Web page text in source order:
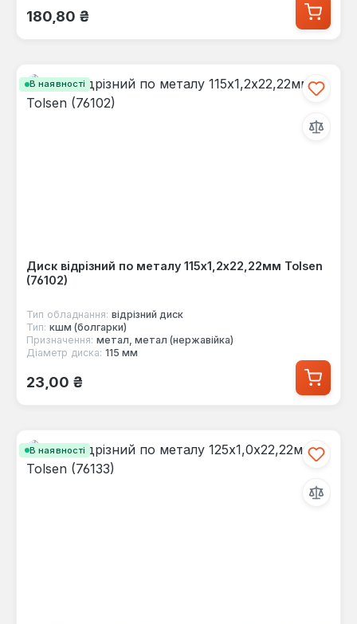
Звичайна ціна:
180,80 ₴
В наявності
Диск відрізний по металу 115х1,2х22,22мм Tolsen
(76102)
Тип обладнання: відрізний диск
Тип: кшм (болгарки)
Призначення: метал, метал (нержавійка)
Діаметр диска: 115 мм
Звичайна ціна:
23,00 ₴
В наявності